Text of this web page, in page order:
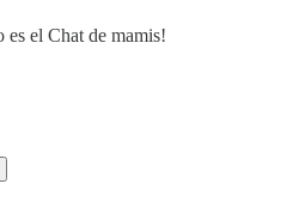
es el Chat de mamis!